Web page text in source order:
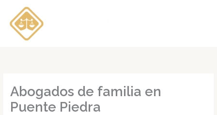
contenido
Abogados de familia en
Puente Piedra